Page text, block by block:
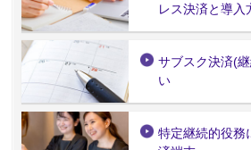
レス決済と導入
サブスク決済(
い
特定継続的役務